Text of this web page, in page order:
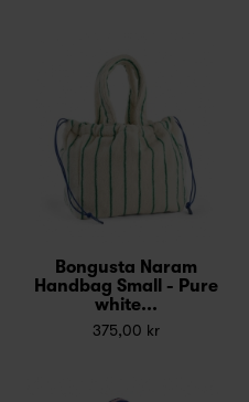
Bongusta Naram
Handbag Small - Pure
white...
375,00 kr